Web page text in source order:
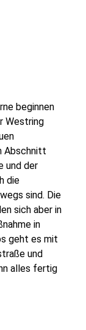
beginnen
Westring
Abschnitt
und der
die
sind. Die
sich aber in
in
geht es mit
und
alles fertig